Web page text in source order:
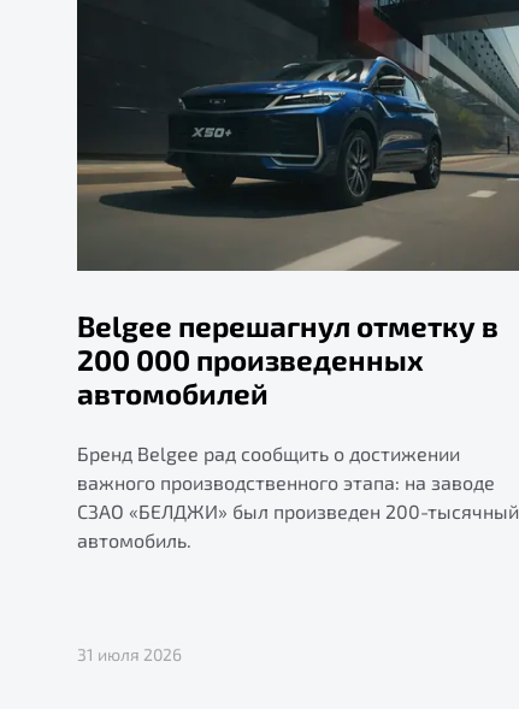
Belgee перешагнул отметку в
200 000 произведенных
автомобилей
Бренд Belgee рад сообщить о достижении
важного производственного этапа: на заводе
СЗАО «БЕЛДЖИ» был произведен 200-тысячный
автомобиль.
31 июля 2026